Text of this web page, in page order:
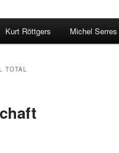
Kurt Röttgers Michel Serres
TOTAL